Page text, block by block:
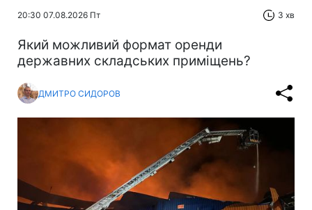
20:30 07.08.2026 Пт 3 хв
Який можливий формат оренди
державних складських приміщень?
ДМИТРО СИДОРОВ